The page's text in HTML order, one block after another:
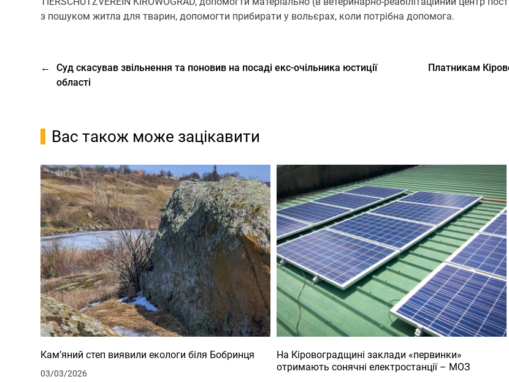
з пошуком житла для тварин, допомогти прибирати у вольєрах, коли потрібна допомога.
←
Суд скасував звільнення та поновив на посаді екс-очільника юстиції
області
Платникам
Вас також може зацікавити
Кам’яний степ виявили екологи біля Бобринця
03/03/2026
На Кіровоградщині заклади «первинки»
отримають сонячні електростанції – МОЗ